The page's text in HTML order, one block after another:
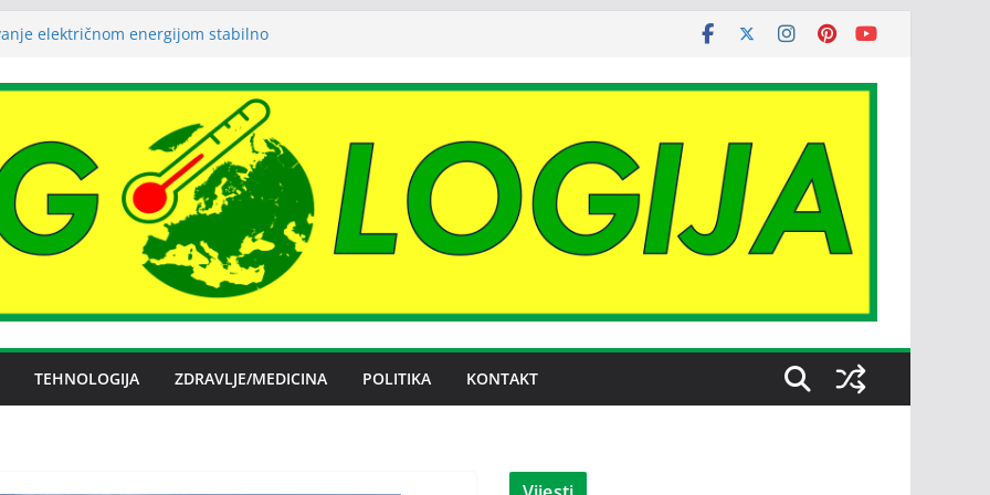
električnom energijom stabilno
Zenica: moguće donošenje odluke
spor RiTE Ugljevik i Elektrogospodarstva
Nove Željezare Zenica,
Vlade FBiH i vlasnika
TEHNOLOGIJA ZDRAVLJE/MEDICINA POLITIKA KONTAKT